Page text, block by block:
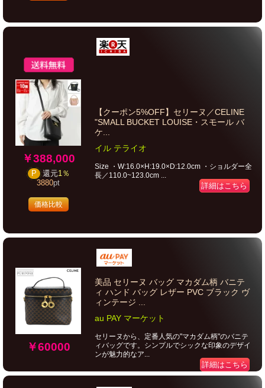
￥388,000
P 還元1％
3880pt
価格比較
【クーポン5%OFF】セリーヌ／CELINE
"SMALL BUCKET LOUISE・スモール バ
ケ...
イル テライオ
Size ・W:16.0×H:19.0×D:12.0cm ・ショルダー全
長／110.0~123.0cm ...
詳細はこちら
￥60000
美品 セリーヌ バッグ マカダム柄 バニテ
ィ ハンド バッグ レザー PVC ブラック ヴ
ィンテージ ...
au PAY マーケット
セリーヌから、定番人気の"マカダム柄"のバニテ
ィバッグです。シンプルでシックな印象のデザイ
ンが魅力的なア...
詳細はこちら